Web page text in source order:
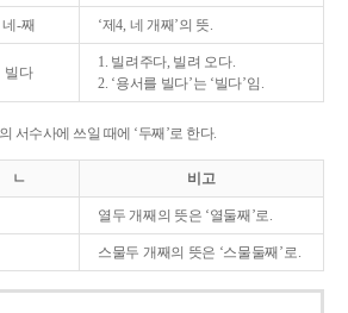
네-째 ‘제4, 네 개째’의 뜻.
빌다
1. 빌려주다, 빌려 오다.
2. ‘용서를 빌다’는 ‘빌다’임.
서수사에 쓰일 때에 ‘두째’로 한다.
ㄴ 비고
열두 개째의 뜻은 ‘열둘째’로.
스물두 개째의 뜻은 ‘스물둘째’로.